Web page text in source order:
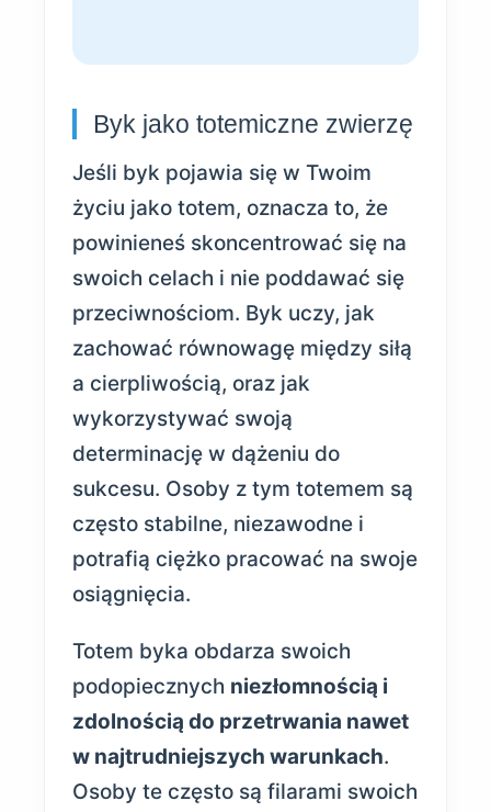
Byk jako totemiczne zwierzę
Jeśli byk pojawia się w Twoim
życiu jako totem, oznacza to, że
powinieneś skoncentrować się na
swoich celach i nie poddawać się
przeciwnościom. Byk uczy, jak
zachować równowagę między siłą
a cierpliwością, oraz jak
wykorzystywać swoją
determinację w dążeniu do
sukcesu. Osoby z tym totemem są
często stabilne, niezawodne i
potrafią ciężko pracować na swoje
osiągnięcia.
Totem byka obdarza swoich
podopiecznych niezłomnością i
zdolnością do przetrwania nawet
w najtrudniejszych warunkach.
Osoby te często są filarami swoich